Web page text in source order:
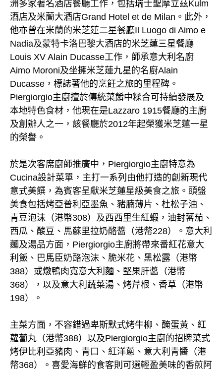
洲多家著名酒店餐廳工作，包括瑞士聖摩立茲Kulm
酒店及米蘭大酒店Grand Hotel et de Milan。此外，
他亦曾在米蘭的米芝蓮二星餐廳Il Luogo di Aimo e
Nadia及蒙特卡洛巴黎大酒店的米芝蓮三星餐廳
Louis XV Alain Ducasse工作，師承意大利名廚
Aimo Moroni及坐擁米芝蓮九星的名廚Alain
Ducasse，標誌著他的烹飪之旅的里程碑。
Piergiorgio主廚擅於傳統菜餚中糅合可持續發展及
本地特色食材，他現在是Lazzaro 1915餐廳的主廚
及創辦人之一，該餐廳於2012年起榮獲米芝蓮一星
的榮譽。
於是次客席廚師推廣中，Piergiorgio主廚特意為
Cucina設計菜單，主打一系列由他打造的創新現代
意式美饌，為賓客呈獻米芝蓮星級美食之旅。頭盤
美食包括烤亞普利亞墨魚、豬腩薄片、杜松子油、
青豆泡沫（港幣308）及西西里生紅蝦，油封蕃茄、
西瓜、酸豆、馬蘇里拉奶酪醬（港幣228）。意大利
麵及湯品方面，Piergiorgio主廚將帶來番紅花意大
利飯、巴馬臣奶酪泡沫、脆米花、黑松露（港幣
388）或燉鴨肉寬意大利麵、堅果肝醬（港幣
368），以及意大利蔬菜湯、烤芹根、香草（港幣
198）。
主菜方面，不容錯過卑斯默式烤牛柳、醃蛋黃、紅
蘿蔔丸（港幣388）以及Piergiorgio主廚的招牌菜式
烤伊比利亞豬肉、青口、紅洋蔥、意大利青醬（港
幣368）。喜愛海鮮的食客則可選輕盈美味的香煎阿